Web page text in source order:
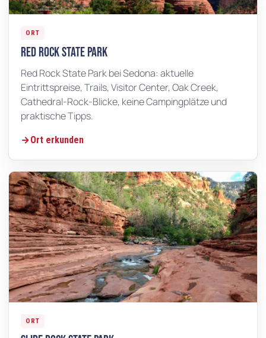
ORT
Red Rock State Park
Red Rock State Park bei Sedona: aktuelle
Eintrittspreise, Trails, Visitor Center, Oak Creek,
Cathedral-Rock-Blicke, keine Campingplätze und
praktische Tipps.
Ort erkunden
ORT